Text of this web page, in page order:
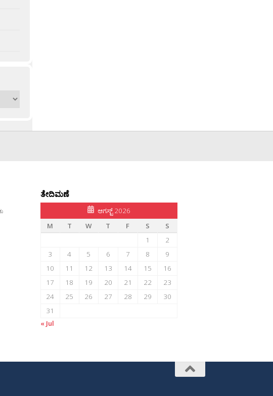
ತೇದಿಮಣೆ
ಆಗಸ್ಟ್ 2026
M
T W T F S
S
1
2
3
4 5 6 7 8
9
10
11 12 13 14 15
16
17
18 19 20 21 22
23
24
25 26 27 28 29
30
31
« Jul